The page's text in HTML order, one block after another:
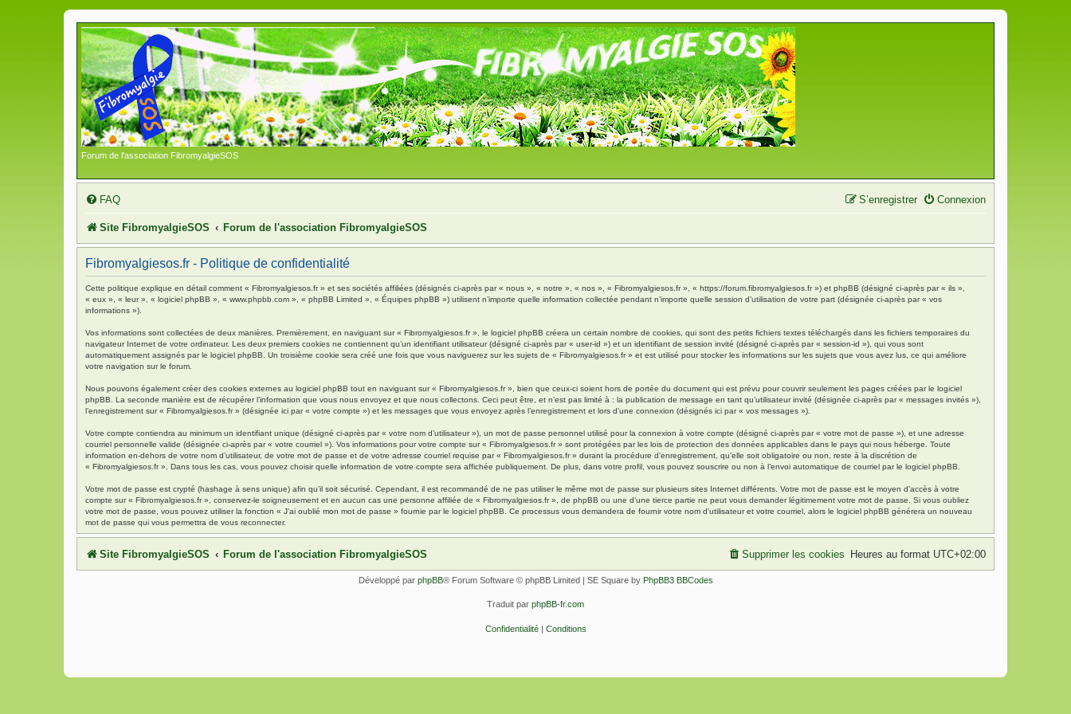
Forum de l'association FibromyalgieSOS
FAQ Connexion
S’enregistrer
Site FibromyalgieSOS Forum de l'association FibromyalgieSOS
Fibromyalgiesos.fr - Politique de confidentialité
Cette politique explique en détail comment « Fibromyalgiesos.fr » et ses sociétés affiliées (désignés ci-après par « nous », « notre », « nos », « Fibromyalgiesos.fr », « https://forum.fibromyalgiesos.fr ») et phpBB (désigné ci-après par « ils »,
« eux », « leur », « logiciel phpBB », « www.phpbb.com », « phpBB Limited », « Équipes phpBB ») utilisent n’importe quelle information collectée pendant n’importe quelle session d’utilisation de votre part (désignée ci-après par « vos
informations »).
Vos informations sont collectées de deux manières. Premièrement, en naviguant sur « Fibromyalgiesos.fr », le logiciel phpBB créera un certain nombre de cookies, qui sont des petits fichiers textes téléchargés dans les fichiers temporaires du
navigateur Internet de votre ordinateur. Les deux premiers cookies ne contiennent qu’un identifiant utilisateur (désigné ci-après par « user-id ») et un identifiant de session invité (désigné ci-après par « session-id »), qui vous sont
automatiquement assignés par le logiciel phpBB. Un troisième cookie sera créé une fois que vous naviguerez sur les sujets de « Fibromyalgiesos.fr » et est utilisé pour stocker les informations sur les sujets que vous avez lus, ce qui améliore
votre navigation sur le forum.
Nous pouvons également créer des cookies externes au logiciel phpBB tout en naviguant sur « Fibromyalgiesos.fr », bien que ceux-ci soient hors de portée du document qui est prévu pour couvrir seulement les pages créées par le logiciel
phpBB. La seconde manière est de récupérer l’information que vous nous envoyez et que nous collectons. Ceci peut être, et n’est pas limité à : la publication de message en tant qu’utilisateur invité (désignée ci-après par « messages invités »),
l’enregistrement sur « Fibromyalgiesos.fr » (désignée ici par « votre compte ») et les messages que vous envoyez après l’enregistrement et lors d’une connexion (désignés ici par « vos messages »).
Votre compte contiendra au minimum un identifiant unique (désigné ci-après par « votre nom d’utilisateur »), un mot de passe personnel utilisé pour la connexion à votre compte (désigné ci-après par « votre mot de passe »), et une adresse
courriel personnelle valide (désignée ci-après par « votre courriel »). Vos informations pour votre compte sur « Fibromyalgiesos.fr » sont protégées par les lois de protection des données applicables dans le pays qui nous héberge. Toute
information en-dehors de votre nom d’utilisateur, de votre mot de passe et de votre adresse courriel requise par « Fibromyalgiesos.fr » durant la procédure d’enregistrement, qu’elle soit obligatoire ou non, reste à la discrétion de
« Fibromyalgiesos.fr ». Dans tous les cas, vous pouvez choisir quelle information de votre compte sera affichée publiquement. De plus, dans votre profil, vous pouvez souscrire ou non à l’envoi automatique de courriel par le logiciel phpBB.
Votre mot de passe est crypté (hashage à sens unique) afin qu’il soit sécurisé. Cependant, il est recommandé de ne pas utiliser le même mot de passe sur plusieurs sites Internet différents. Votre mot de passe est le moyen d’accès à votre
compte sur « Fibromyalgiesos.fr », conservez-le soigneusement et en aucun cas une personne affiliée de « Fibromyalgiesos.fr », de phpBB ou une d’une tierce partie ne peut vous demander légitimement votre mot de passe. Si vous oubliez
votre mot de passe, vous pouvez utiliser la fonction « J’ai oublié mon mot de passe » fournie par le logiciel phpBB. Ce processus vous demandera de fournir votre nom d’utilisateur et votre courriel, alors le logiciel phpBB générera un nouveau
mot de passe qui vous permettra de vous reconnecter.
Site FibromyalgieSOS Forum de l'association FibromyalgieSOS Heures au format UTC+02:00
Supprimer les cookies
Développé par phpBB® Forum Software © phpBB Limited | SE Square by PhpBB3 BBCodes
Traduit par phpBB-fr.com
Confidentialité| Conditions